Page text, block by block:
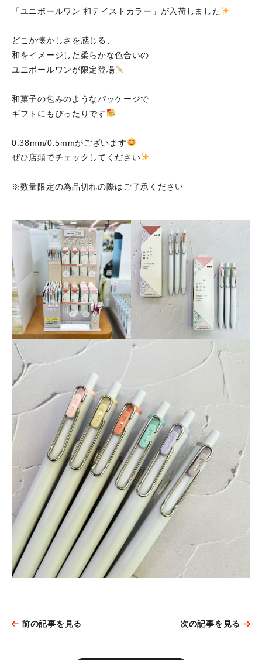
「ユニボールワン 和テイストカラー」が入荷しました
どこか懐かしさを感じる、
和をイメージした柔らかな色合いの
ユニボールワンが限定登場
和菓子の包みのようなパッケージで
ギフトにもぴったりです
0.38mm/0.5mmがございます
ぜひ店頭でチェックしてください
※数量限定の為品切れの際はご了承ください
前の記事を見る 次の記事を見る